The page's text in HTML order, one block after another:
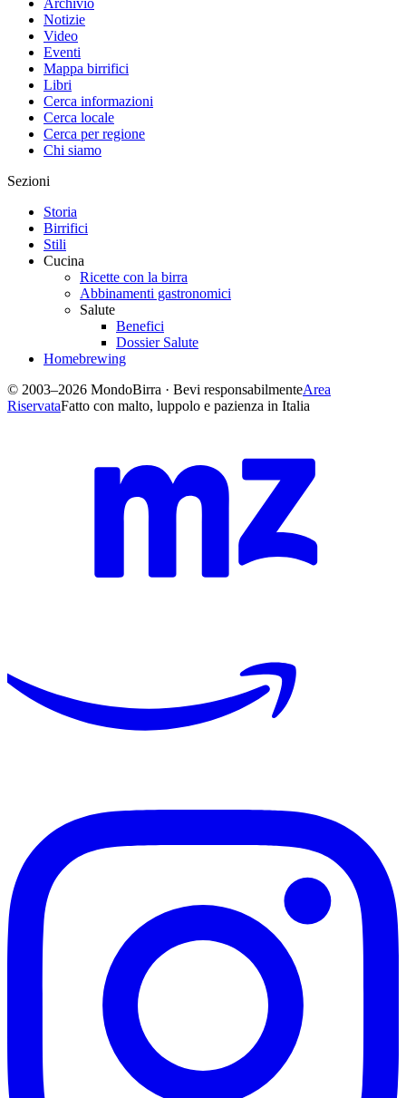
Archivio
Notizie
Video
Eventi
Mappa birrifici
Libri
Cerca informazioni
Cerca locale
Cerca per regione
Chi siamo
Sezioni
Storia
Birrifici
Stili
Cucina
Ricette con la birra
Abbinamenti gastronomici
Salute
Benefici
Dossier Salute
Homebrewing
© 2003–2026 MondoBirra · Bevi responsabilmenteArea
RiservataFatto con malto, luppolo e pazienza in Italia